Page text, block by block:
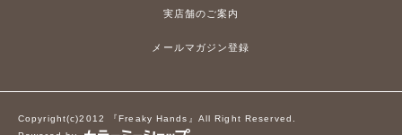
実店舗のご案内
メールマガジン登録
Copyright(c)2012 『Freaky Hands』All Right Reserved.